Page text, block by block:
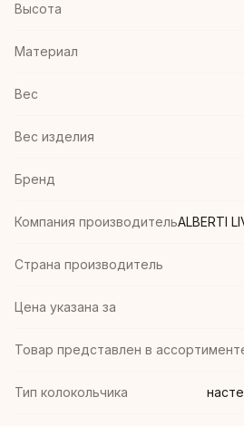
Высота
Материал
Вес
Вес изделия
Бренд
Компания производительALBERTI
Страна производитель
Цена указана за
Товар представлен в
Тип колокольчика